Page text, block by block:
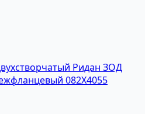
Ридан ЗОД
082X4055